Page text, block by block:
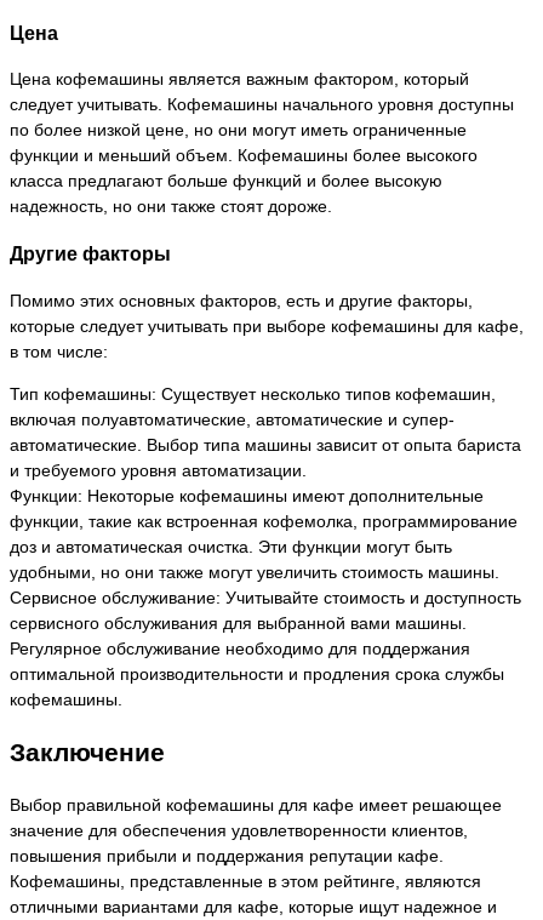
Цена
Цена кофемашины является важным фактором, который
следует учитывать. Кофемашины начального уровня доступны
по более низкой цене, но они могут иметь ограниченные
функции и меньший объем. Кофемашины более высокого
класса предлагают больше функций и более высокую
надежность, но они также стоят дороже.
Другие факторы
Помимо этих основных факторов, есть и другие факторы,
которые следует учитывать при выборе кофемашины для кафе,
в том числе:
Тип кофемашины: Существует несколько типов кофемашин,
включая полуавтоматические, автоматические и супер-
автоматические. Выбор типа машины зависит от опыта бариста
и требуемого уровня автоматизации.
Функции: Некоторые кофемашины имеют дополнительные
функции, такие как встроенная кофемолка, программирование
доз и автоматическая очистка. Эти функции могут быть
удобными, но они также могут увеличить стоимость машины.
Сервисное обслуживание: Учитывайте стоимость и доступность
сервисного обслуживания для выбранной вами машины.
Регулярное обслуживание необходимо для поддержания
оптимальной производительности и продления срока службы
кофемашины.
Заключение
Выбор правильной кофемашины для кафе имеет решающее
значение для обеспечения удовлетворенности клиентов,
повышения прибыли и поддержания репутации кафе.
Кофемашины, представленные в этом рейтинге, являются
отличными вариантами для кафе, которые ищут надежное и